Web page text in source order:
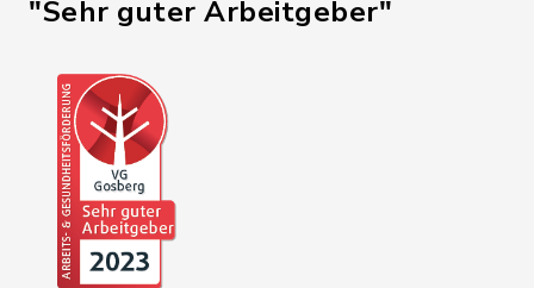
"Sehr guter Arbeitgeber"